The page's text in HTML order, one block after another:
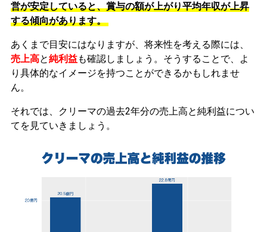
営が安定していると、賞与の額が上がり平均年収が上昇
する傾向があります。
あくまで目安にはなりますが、将来性を考える際には、
売上高と純利益も確認しましょう。そうすることで、よ
り具体的なイメージを持つことができるかもしれませ
ん。
それでは、クリーマの過去2年分の売上高と純利益につい
てを見ていきましょう。